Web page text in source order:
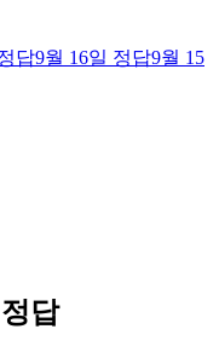
답9월 16일 정답9월 15
답